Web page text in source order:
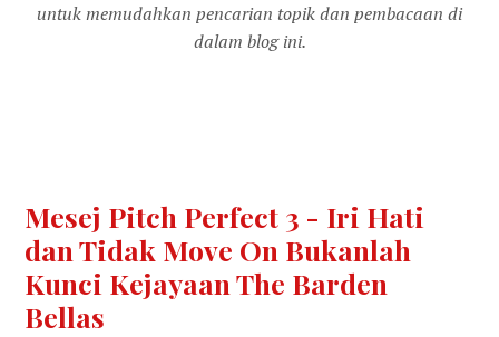
untuk memudahkan pencarian topik dan pembacaan di
dalam blog ini.
Mesej Pitch Perfect 3 - Iri Hati
dan Tidak Move On Bukanlah
Kunci Kejayaan The Barden
Bellas